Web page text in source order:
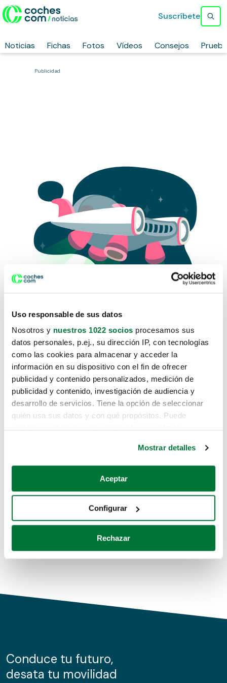
Uso responsable de sus datos
Nosotros y nuestros 1022 socios procesamos sus
datos personales, p.ej., su dirección IP, con tecnologías
como las cookies para almacenar y acceder la
información en su dispositivo con el fin de ofrecer
publicidad y contenido personalizados, medición de
publicidad y contenido, investigación de audiencia y
desarrollo de servicios. Tiene la opción de seleccionar
quién usa sus datos y con qué propósitos. Puede
Si lo permite, también quisiéramos:
Recopilar información sobre su ubicación geográfica
Identificar su dispositivo analizándolo activamente
para buscar características específicas (huellas
Obtenga más información sobre cómo se procesan sus
de cookies.
información sobre el uso que haga del sitio web con
nuestros partners de redes sociales, publicidad y análisis
Mostrar detalles
Aceptar
Configurar
Rechazar
Noticias Fichas Fotos Vídeos Consejos
Suscríbete
Publicidad
Lo sentimos, no sabemos como
te hemos traido hasta aquí.
Pero puedes encontrar el coche que estás
buscando en alguno de estos enlaces:
Coches de segunda mano
Coches de km0
Conduce tu futuro,
desata tu movilidad